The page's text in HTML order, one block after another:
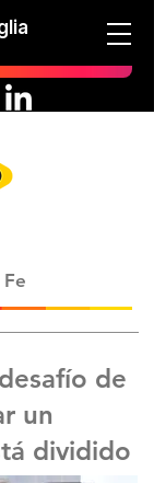
de
un
dividido